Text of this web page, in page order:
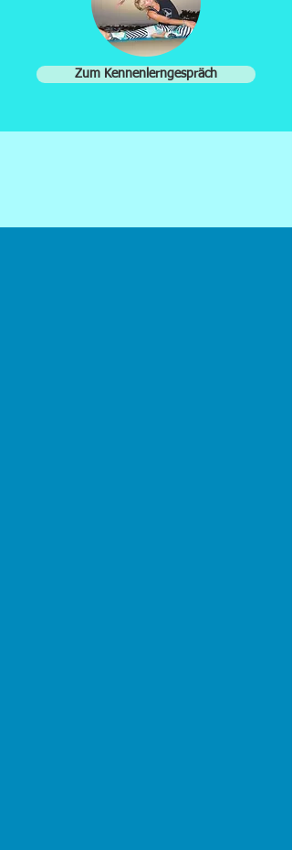
Zum Kennenlerngespräch